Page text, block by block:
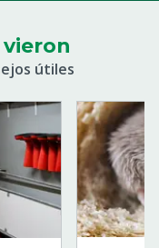
útiles